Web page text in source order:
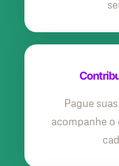
Pague
acompanhe o